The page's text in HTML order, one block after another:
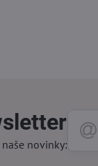
novinky: